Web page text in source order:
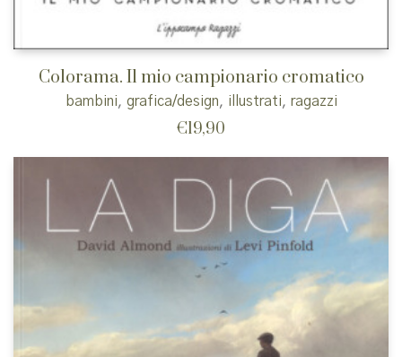
Colorama. Il mio campionario cromatico
bambini, grafica/design, illustrati, ragazzi
€19,90